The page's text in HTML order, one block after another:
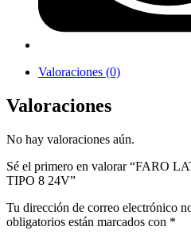
Valoraciones (0)
Valoraciones
No hay valoraciones aún.
Sé el primero en valorar “FARO
TIPO 8 24V”
Tu dirección de correo electrónico
obligatorios están marcados con *